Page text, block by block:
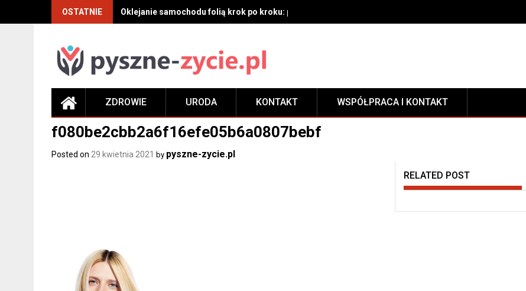
OSTATNIE Oklejanie samochodu folią krok po kroku: przygotowanie, techniki aplikacji i pielęgnacja zabezpieczenia
ZDROWIE URODA KONTAKT WSPÓŁPRACA I KONTAKT
f080be2cbb2a6f16efe05b6a0807bebf
Posted on 29 kwietnia 2021 by pyszne-zycie.pl
RELATED POST